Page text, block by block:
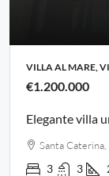
VILLA AL MARE,
€1.200.000
Elegante villa
Santa
3 3